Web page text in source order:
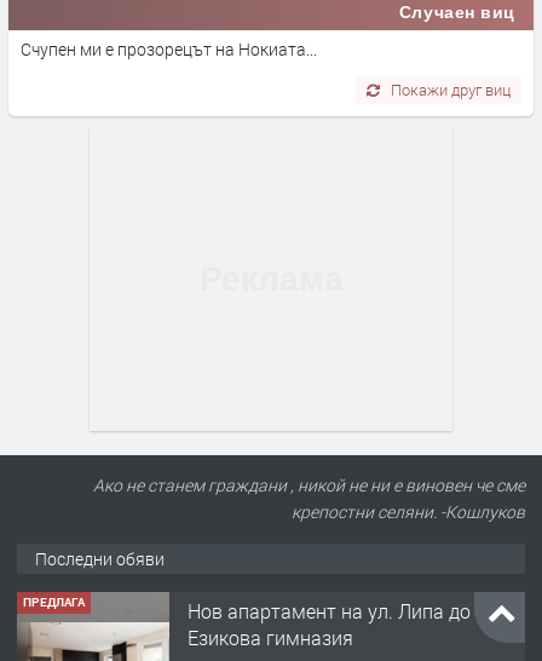
Случаен виц
Счупен ми е прозорецът на Нокиата...
Покажи друг виц
Ако не станем граждани , никой не ни е виновен че сме
крепостни селяни. -Кошлуков
Последни обяви
ПРЕДЛАГА
Нов апартамент на ул. Липа до
Езикова гимназия